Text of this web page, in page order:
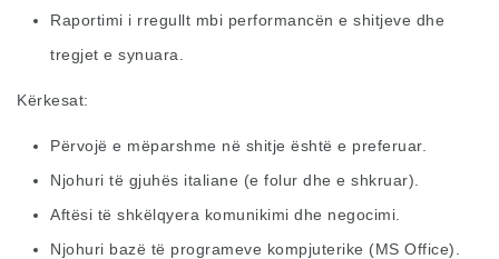
Raportimi i rregullt mbi performancën e shitjeve dhe
tregjet e synuara.
Kërkesat:
Përvojë e mëparshme në shitje është e preferuar.
Njohuri të gjuhës italiane (e folur dhe e shkruar).
Aftësi të shkëlqyera komunikimi dhe negocimi.
Njohuri bazë të programeve kompjuterike (MS Office).